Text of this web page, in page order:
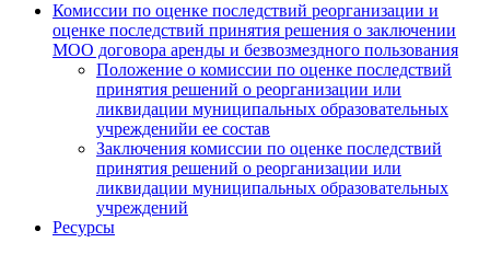
Комиссии по оценке последствий реорганизации и
оценке последствий принятия решения о заключении
МОО договора аренды и безвозмездного пользования
Положение о комиссии по оценке последствий
принятия решений о реорганизации или
ликвидации муниципальных образовательных
учрежденийи ее состав
Заключения комиссии по оценке последствий
принятия решений о реорганизации или
ликвидации муниципальных образовательных
учреждений
Ресурсы